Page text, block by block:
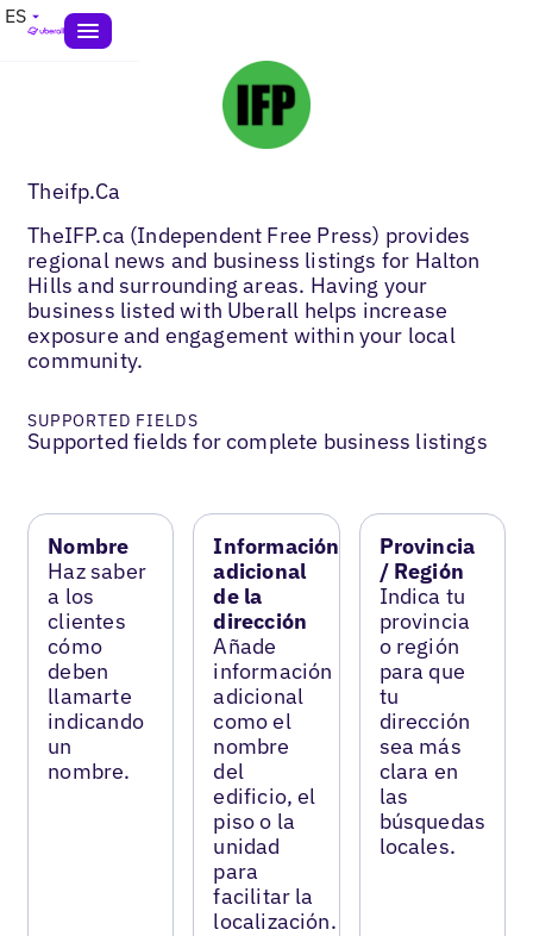
ES
Theifp.Ca
TheIFP.ca (Independent Free Press) provides
regional news and business listings for Halton
Hills and surrounding areas. Having your
business listed with Uberall helps increase
exposure and engagement within your local
community.
SUPPORTED FIELDS
Supported fields for complete business listings
Nombre
Haz saber
a los
clientes
cómo
deben
llamarte
indicando
un
nombre.
Información
adicional
de la
dirección
Añade
información
adicional
como el
nombre
del
edificio, el
piso o la
unidad
para
facilitar la
localización.
Provincia
/ Región
Indica tu
provincia
o región
para que
tu
dirección
sea más
clara en
las
búsquedas
locales.